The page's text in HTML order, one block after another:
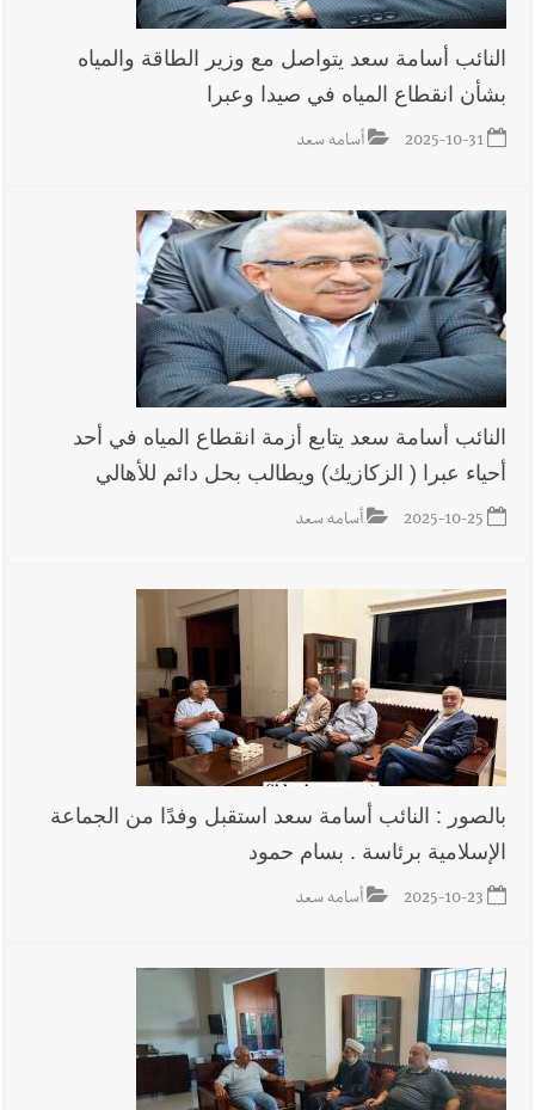
النائب أسامة سعد يتواصل مع وزير الطاقة والمياه
بشأن انقطاع المياه في صيدا وعبرا
2025-10-31 أسامه سعد
النائب أسامة سعد يتابع أزمة انقطاع المياه في أحد
أحياء عبرا ( الزكازيك) ويطالب بحل دائم للأهالي
2025-10-25 أسامه سعد
بالصور : النائب أسامة سعد استقبل وفدًا من الجماعة
الإسلامية برئاسة . بسام حمود
2025-10-23 أسامه سعد